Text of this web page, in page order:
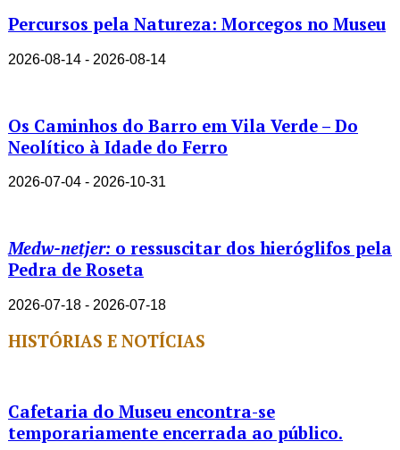
Percursos pela Natureza: Morcegos no Museu
2026-08-14 - 2026-08-14
Os Caminhos do Barro em Vila Verde – Do
Neolítico à Idade do Ferro
2026-07-04 - 2026-10-31
Medw-netjer: o ressuscitar dos hieróglifos pela
Pedra de Roseta
2026-07-18 - 2026-07-18
HISTÓRIAS E NOTÍCIAS
Cafetaria do Museu encontra-se
temporariamente encerrada ao público.